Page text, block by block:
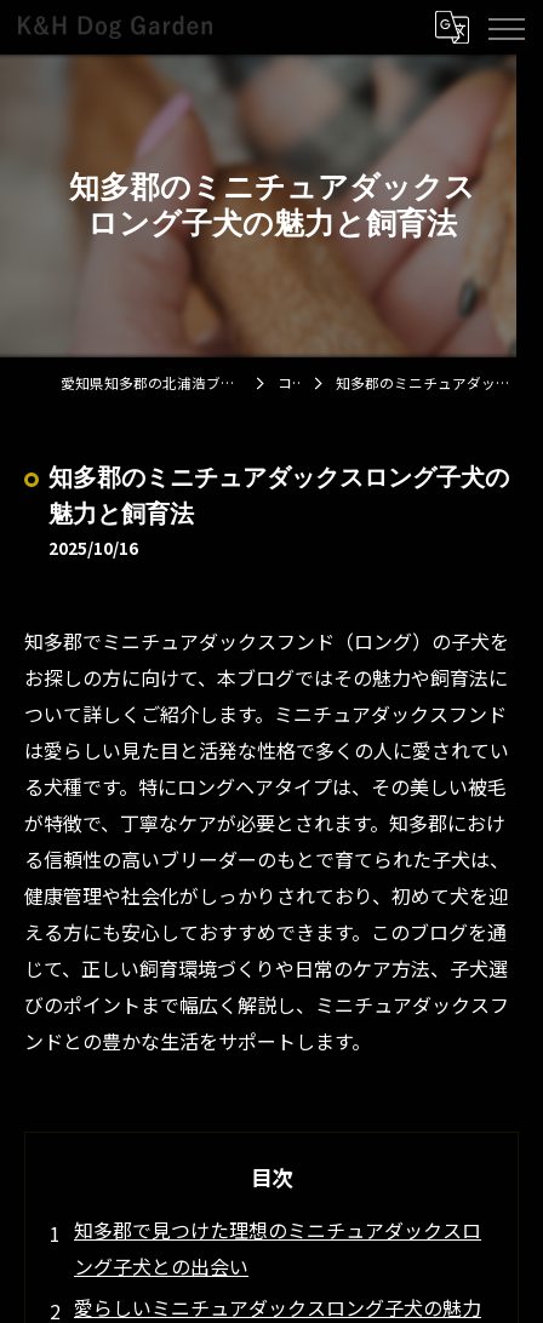
知多郡のミニチュアダックス
ロング子犬の魅力と飼育法
愛知県知多郡の北浦浩ブリーダーならK&H Dog Garden コラム 知多郡のミニチュアダックスロング子犬の魅力と飼育法
知多郡のミニチュアダックスロング子犬の
魅力と飼育法
2025/10/16
知多郡でミニチュアダックスフンド（ロング）の子犬を
お探しの方に向けて、本ブログではその魅力や飼育法に
ついて詳しくご紹介します。ミニチュアダックスフンド
は愛らしい見た目と活発な性格で多くの人に愛されてい
る犬種です。特にロングヘアタイプは、その美しい被毛
が特徴で、丁寧なケアが必要とされます。知多郡におけ
る信頼性の高いブリーダーのもとで育てられた子犬は、
健康管理や社会化がしっかりされており、初めて犬を迎
える方にも安心しておすすめできます。このブログを通
じて、正しい飼育環境づくりや日常のケア方法、子犬選
びのポイントまで幅広く解説し、ミニチュアダックスフ
ンドとの豊かな生活をサポートします。
目次
知多郡で見つけた理想のミニチュアダックスロ
ング子犬との出会い
愛らしいミニチュアダックスロング子犬の魅力